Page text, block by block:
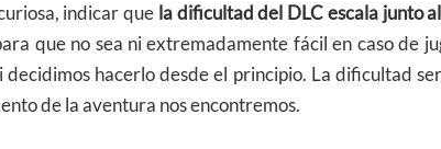
indicar que la dificultad del DLC escala junto
que no sea ni extremadamente fácil en caso de
decidimos hacerlo desde el principio. La dificultad
de la aventura nos encontremos.